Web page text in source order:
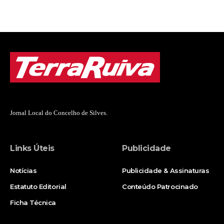
Jornal Local do Concelho de Silves.
Links Úteis
Notícias
Estatuto Editorial
Ficha Técnica
Publicidade
Publicidade & Assinaturas
Conteúdo Patrocinado